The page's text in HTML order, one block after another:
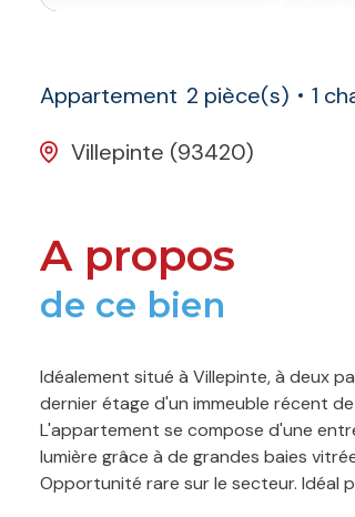
Appartement 2 pièce(s) 1
Villepinte (93420)
A propos
de ce bien
Idéalement situé à Villepinte, à deux
dernier étage d'un immeuble récent
L'appartement se compose d'une
lumière grâce à de grandes baies
Opportunité rare sur le secteur. Idéal